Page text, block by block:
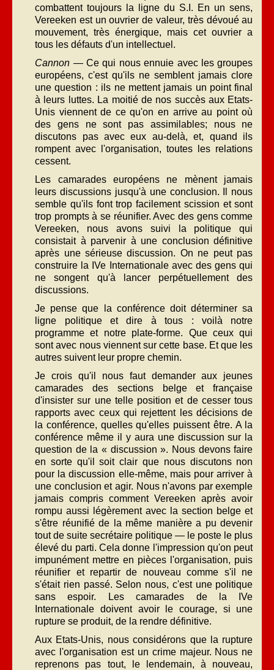
combattent toujours la ligne du S.I. En un sens,
Vereeken est un ouvrier de valeur, très dévoué au
mouvement, très énergique, mais cet ouvrier a
tous les défauts d'un intellectuel.
Cannon — Ce qui nous ennuie avec les groupes
européens, c'est qu'ils ne semblent jamais clore
une question : ils ne mettent jamais un point final
à leurs luttes. La moitié de nos succès aux Etats-
Unis viennent de ce qu'on en arrive au point où
des gens ne sont pas assimilables; nous ne
discutons pas avec eux au-delà, et, quand ils
rompent avec l'organisation, toutes les relations
cessent.
Les camarades européens ne mènent jamais
leurs discussions jusqu'à une conclusion. Il nous
semble qu'ils font trop facilement scission et sont
trop prompts à se réunifier. Avec des gens comme
Vereeken, nous avons suivi la politique qui
consistait à parvenir à une conclusion définitive
après une sérieuse discussion. On ne peut pas
construire la IVe Internationale avec des gens qui
ne songent qu'à lancer perpétuellement des
discussions.
Je pense que la conférence doit déterminer sa
ligne politique et dire à tous : voilà notre
programme et notre plate-forme. Que ceux qui
sont avec nous viennent sur cette base. Et que les
autres suivent leur propre chemin.
Je crois qu'il nous faut demander aux jeunes
camarades des sections belge et française
d'insister sur une telle position et de cesser tous
rapports avec ceux qui rejettent les décisions de
la conférence, quelles qu'elles puissent être. A la
conférence même il y aura une discussion sur la
question de la « discussion ». Nous devons faire
en sorte qu'il soit clair que nous discutons non
pour la discussion elle-même, mais pour arriver à
une conclusion et agir. Nous n'avons par exemple
jamais compris comment Vereeken après avoir
rompu aussi légèrement avec la section belge et
s'être réunifié de la même manière a pu devenir
tout de suite secrétaire politique — le poste le plus
élevé du parti. Cela donne l'impression qu'on peut
impunément mettre en pièces l'organisation, puis
réunifier et repartir de nouveau comme s'il ne
s'était rien passé. Selon nous, c'est une politique
sans espoir. Les camarades de la IVe
Internationale doivent avoir le courage, si une
rupture se produit, de la rendre définitive.
Aux Etats-Unis, nous considérons que la rupture
avec l'organisation est un crime majeur. Nous ne
reprenons pas tout, le lendemain, à nouveau,